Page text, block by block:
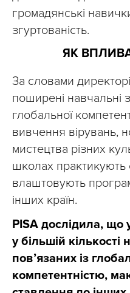
громадянські
згуртованість.
ЯК
За словами
поширені навчальні
глобальної
вивчення вірувань,
мистецтва різних
школах практикують
влаштовують
інших країн.
PISA дослідила, що
у більшій
пов’язаних із
компетентністю,